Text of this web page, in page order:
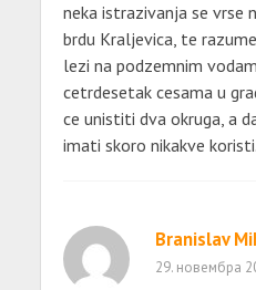
neka istrazivanja se vrse
brdu Kraljevica, te
lezi na podzemnim
cetrdesetak cesama u
ce unistiti dva okruga, a
imati skoro nikakve
Branislav
29. новембра